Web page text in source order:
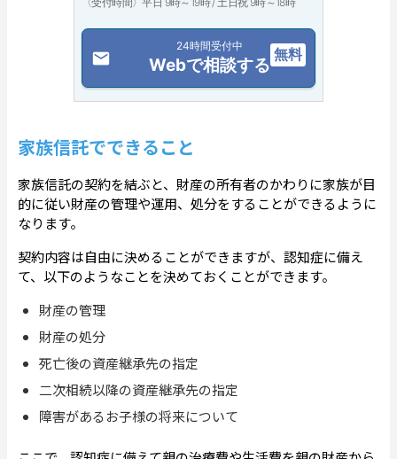
email
24時間受付中
Webで相談する
無料
家族信託でできること
家族信託の契約を結ぶと、財産の所有者のかわりに家族が目
的に従い財産の管理や運用、処分をすることができるように
なります。
契約内容は自由に決めることができますが、認知症に備え
て、以下のようなことを決めておくことができます。
財産の管理
財産の処分
死亡後の資産継承先の指定
二次相続以降の資産継承先の指定
障害があるお子様の将来について